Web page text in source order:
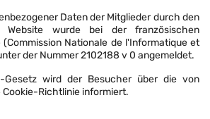
Daten der Mitglieder durch den
Website wurde bei der französischen
Nationale de l'Informatique et
der Nummer 2102188 v 0 angemeldet.
Gesetz wird der Besucher über die von
Richtlinie informiert.